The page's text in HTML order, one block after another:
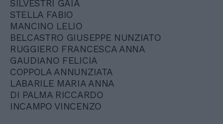
SILVESTRI GAIA
STELLA FABIO
MANCINO LELIO
BELCASTRO GIUSEPPE NUNZIATO
RUGGIERO FRANCESCA ANNA
GAUDIANO FELICIA
COPPOLA ANNUNZIATA
LABARILE MARIA ANNA
DI PALMA RICCARDO
INCAMPO VINCENZO